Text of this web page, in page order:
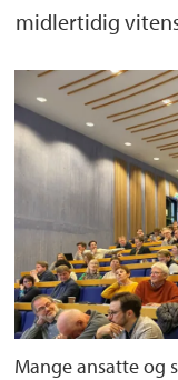
midlertidig
Mange ansatte og